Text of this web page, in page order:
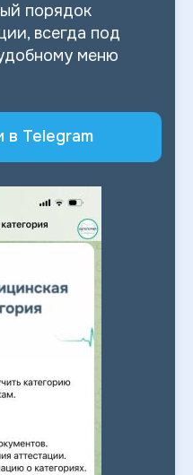
порядок
всегда под
меню
в Telegram